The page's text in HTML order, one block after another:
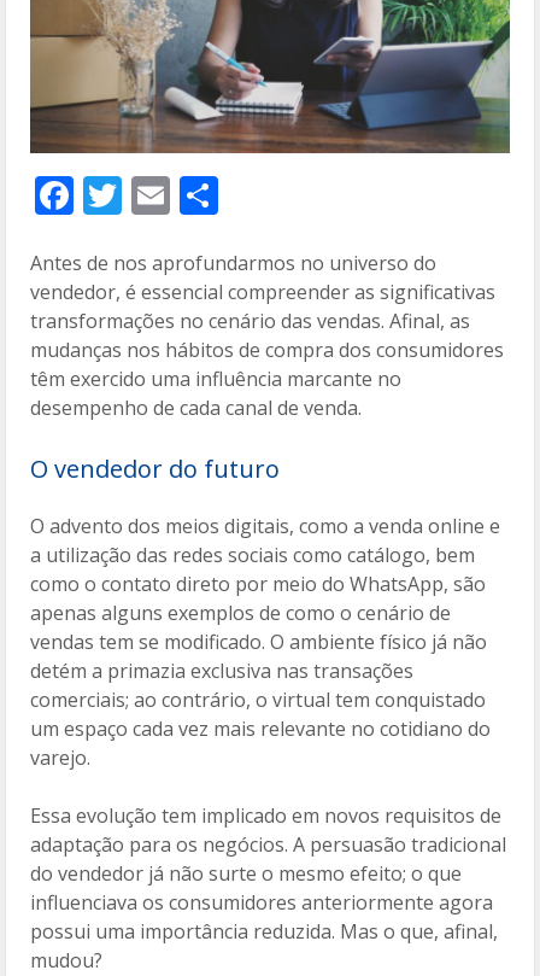
F
ac
e
b
o
o
k
T
w
itt
er
E
m
ai
l
m
p
ar
til
h
ar
Antes de nos aprofundarmos no universo do
vendedor, é essencial compreender as significativas
transformações no cenário das vendas. Afinal, as
mudanças nos hábitos de compra dos consumidores
têm exercido uma influência marcante no
desempenho de cada canal de venda.
O vendedor do futuro
O advento dos meios digitais, como a venda online e
a utilização das redes sociais como catálogo, bem
como o contato direto por meio do WhatsApp, são
apenas alguns exemplos de como o cenário de
vendas tem se modificado. O ambiente físico já não
detém a primazia exclusiva nas transações
comerciais; ao contrário, o virtual tem conquistado
um espaço cada vez mais relevante no cotidiano do
varejo.
Essa evolução tem implicado em novos requisitos de
adaptação para os negócios. A persuasão tradicional
do vendedor já não surte o mesmo efeito; o que
influenciava os consumidores anteriormente agora
possui uma importância reduzida. Mas o que, afinal,
mudou?